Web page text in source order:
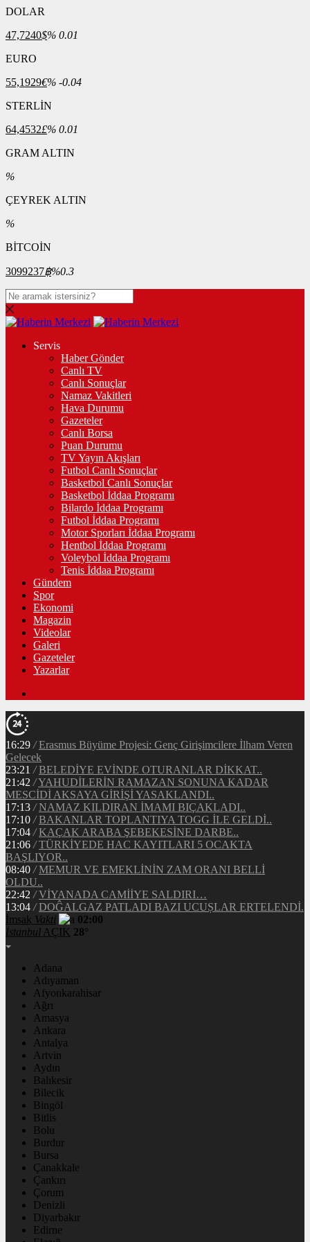
DOLAR
47,7240$% 0.01
EURO
55,1929€% -0.04
STERLİN
64,4532£% 0.01
GRAM ALTIN
%
ÇEYREK ALTIN
%
BİTCOİN
3099237฿%0.3
Servis
Haber Gönder
Canlı TV
Canlı Sonuçlar
Namaz Vakitleri
Hava Durumu
Gazeteler
Canlı Borsa
Puan Durumu
TV Yayın Akışları
Futbol Canlı Sonuçlar
Basketbol Canlı Sonuçlar
Basketbol İddaa Programı
Bilardo İddaa Programı
Futbol İddaa Programı
Motor Sporları İddaa Programı
Hentbol İddaa Programı
Voleybol İddaa Programı
Tenis İddaa Programı
Gündem
Spor
Ekonomi
Magazin
Videolar
Galeri
Gazeteler
Yazarlar
16:29 / Erasmus Büyüme Projesi: Genç Girişimcilere İlham Veren
Gelecek
23:21 / BELEDİYE EVİNDE OTURANLAR DİKKAT..
21:42 /YAHUDİLERİN RAMAZAN SONUNA KADAR
MESCİDİ AKSAYA GİRİŞİ YASAKLANDI..
17:13 / NAMAZ KILDIRAN İMAMI BIÇAKLADI..
17:10 / BAKANLAR TOPLANTIYA TOGG İLE GELDİ..
17:04 / KAÇAK ARABA ŞEBEKESİNE DARBE..
21:06 / TÜRKİYEDE HAC KAYITLARI 5 OCAKTA
BAŞLIYOR..
08:40 / MEMUR VE EMEKLİNİN ZAM ORANI BELLİ
OLDU..
22:42 / VİYANADA CAMİİYE SALDIRI…
13:04 / DOĜALGAZ PATLADI BAZI UCUṢLAR ERTELENDİ.
İmsak Vakti
02:00
İstanbul AÇIK 28°
Adana
Adıyaman
Afyonkarahisar
Ağrı
Amasya
Ankara
Antalya
Artvin
Aydın
Balıkesir
Bilecik
Bingöl
Bitlis
Bolu
Burdur
Bursa
Çanakkale
Çankırı
Çorum
Denizli
Diyarbakır
Edirne